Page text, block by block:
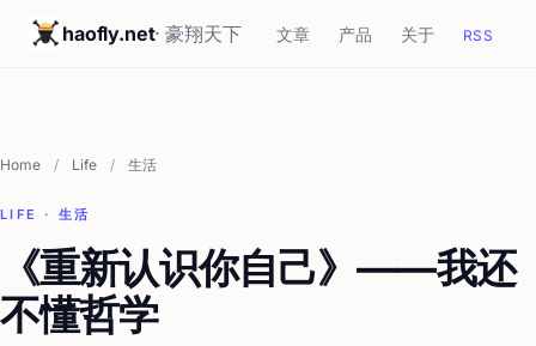
haofly.net· 豪翔天下 文章 产品 关于 RSS
Home / Life / 生活
LIFE · 生活
《重新认识你自己》——我还
不懂哲学